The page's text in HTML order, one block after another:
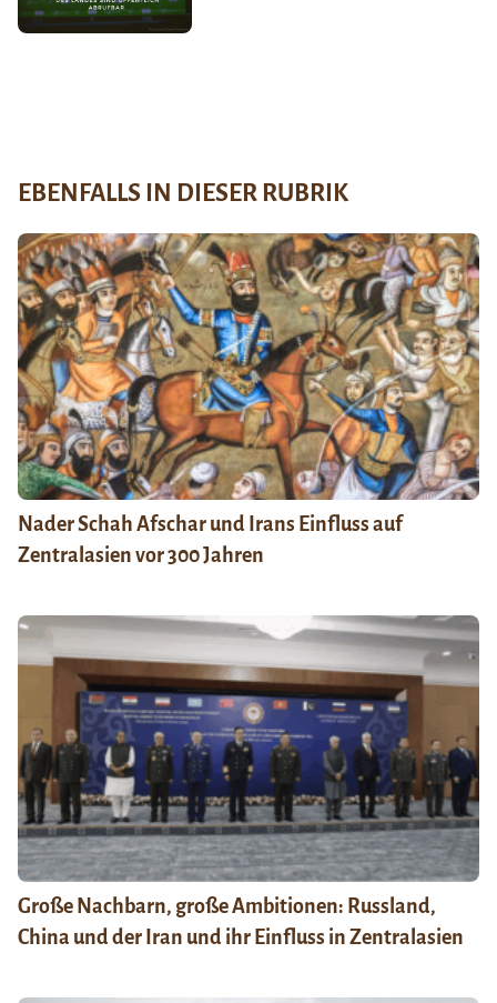
EBENFALLS IN DIESER RUBRIK
Nader Schah Afschar und Irans Einfluss auf
Zentralasien vor 300 Jahren
Große Nachbarn, große Ambitionen: Russland,
China und der Iran und ihr Einfluss in Zentralasien